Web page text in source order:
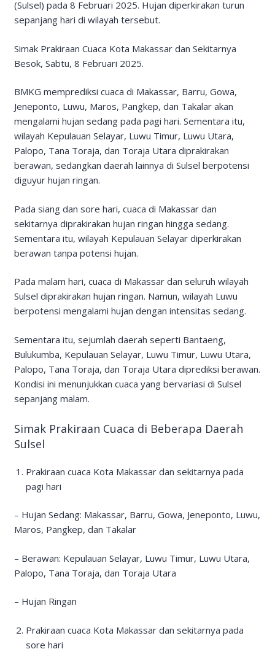
(Sulsel) pada 8 Februari 2025. Hujan diperkirakan turun
sepanjang hari di wilayah tersebut.
Simak Prakiraan Cuaca Kota Makassar dan Sekitarnya
Besok, Sabtu, 8 Februari 2025.
BMKG memprediksi cuaca di Makassar, Barru, Gowa,
Jeneponto, Luwu, Maros, Pangkep, dan Takalar akan
mengalami hujan sedang pada pagi hari. Sementara itu,
wilayah Kepulauan Selayar, Luwu Timur, Luwu Utara,
Palopo, Tana Toraja, dan Toraja Utara diprakirakan
berawan, sedangkan daerah lainnya di Sulsel berpotensi
diguyur hujan ringan.
Pada siang dan sore hari, cuaca di Makassar dan
sekitarnya diprakirakan hujan ringan hingga sedang.
Sementara itu, wilayah Kepulauan Selayar diperkirakan
berawan tanpa potensi hujan.
Pada malam hari, cuaca di Makassar dan seluruh wilayah
Sulsel diprakirakan hujan ringan. Namun, wilayah Luwu
berpotensi mengalami hujan dengan intensitas sedang.
Sementara itu, sejumlah daerah seperti Bantaeng,
Bulukumba, Kepulauan Selayar, Luwu Timur, Luwu Utara,
Palopo, Tana Toraja, dan Toraja Utara diprediksi berawan.
Kondisi ini menunjukkan cuaca yang bervariasi di Sulsel
sepanjang malam.
Simak Prakiraan Cuaca di Beberapa Daerah
Sulsel
Prakiraan cuaca Kota Makassar dan sekitarnya pada
pagi hari
– Hujan Sedang: Makassar, Barru, Gowa, Jeneponto, Luwu,
Maros, Pangkep, dan Takalar
– Berawan: Kepulauan Selayar, Luwu Timur, Luwu Utara,
Palopo, Tana Toraja, dan Toraja Utara
– Hujan Ringan
Prakiraan cuaca Kota Makassar dan sekitarnya pada
sore hari